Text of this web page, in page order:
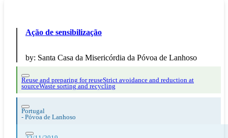
Ação de sensibilização
by: Santa Casa da Misericórdia da Póvoa de Lanhoso
Reuse and preparing for reuseStrict avoidance and reduction at
sourceWaste sorting and recycling
Portugal
- Póvoa de Lanhoso